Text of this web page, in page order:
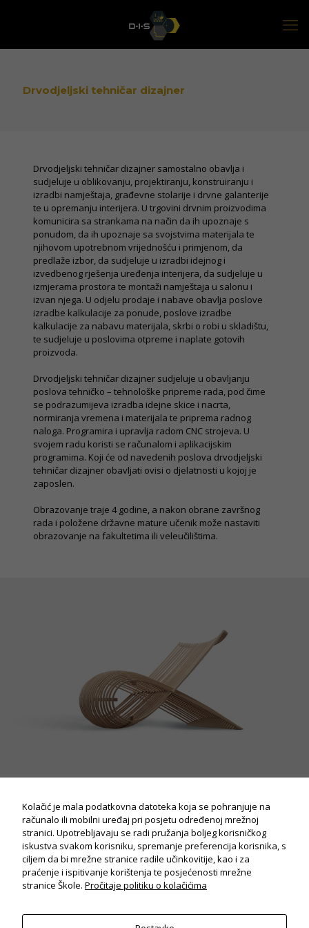
Drvodjeljski tehničar dizajner
Drvodjeljski tehničar dizajner samostalno obavlja i
sudjeluje u oblikovanju, projektiranju, konstruiranju i
izradbi namještaja, građevne stolarije i drvne galanterije
te u opremanju interijera. U trgovini drvnim proizvodima
komunicira sa strankama na način da ih upoznaje s
ponudom, da ih upoznaje sa svojstvima materijala te
njihovom upotrebnom vrijednošću i primjenom, da
predlaže izbor, da sudjeluje u izradbi idejnog i
izvedbenog rješenja uređenja interijera, da sudjeluje u
izmjerama prostora te montaži namještaja u salonu i
izvan njega. U odjelu prodaje i nabave obavlja poslove
izradbe kalkulacije za ponude, poslove izradbe
kalkulacije za nabavu materijala, skrbi o robi u skladištu,
te sudjeluje u poslovima otpreme i naplate gotovih
proizvoda.
Drvodjeljski tehničar dizajner sudjeluje u obavljanju
poslova tehničko – tehnološke pripreme rada, pod čime
se podrazumijeva izradba idejne skice i nacrta,
normiranja vremena i materijala te priprema radnog
naloga. Programira i upravlja radom CNC strojeva. U
svojem radu koristi se računalom i aplikacijskim
programima. Koji će od navedenih poslova drvodjeljski
tehničar dizajner obavljati ovisi o djelatnosti u kojoj je
zaposlen.
Obrazovanje traje 4 godine, a nakon obrane završnog
rada i položene državne mature učenik može nastaviti
obrazovanje na fakultetima ili veleučilištima.
Kolačić je mala podatkovna datoteka koja se pohranjuje na
računalo ili mobilni uređaj pri posjetu određenoj mrežnoj
stranici. Upotrebljavaju se radi pružanja boljeg korisničkog
iskustva svakom korisniku, spremanje preferencija korisnika, s
ciljem da bi mrežne stranice radile učinkovitije, kao i za
praćenje i ispitivanje korištenja te posjećenosti mrežne
stranice Škole. Pročitaje politiku o kolačićima
obavezni
radi i
korisničko
iskustvo
stranica.
Statistika
kolačići za